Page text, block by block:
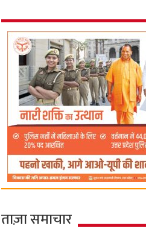
ताज़ा समाचार